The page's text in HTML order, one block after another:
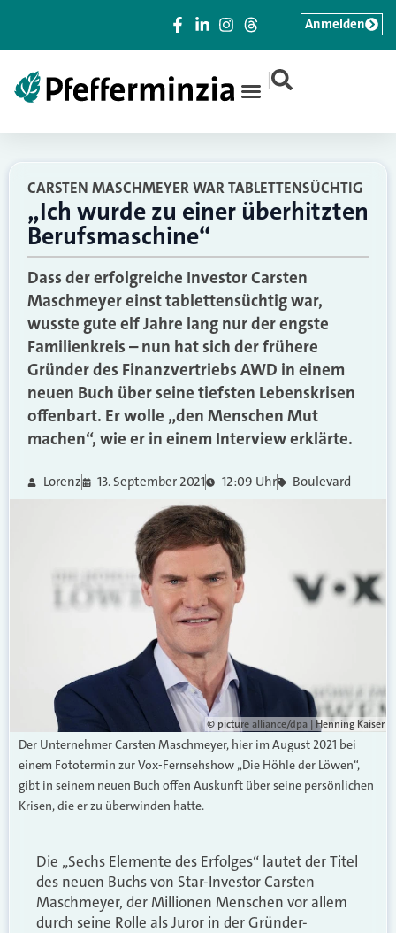
|
Anmelden
CARSTEN MASCHMEYER WAR TABLETTENSÜCHTIG
„Ich wurde zu einer überhitzten
Berufsmaschine“
Dass der erfolgreiche Investor Carsten
Maschmeyer einst tablettensüchtig war,
wusste gute elf Jahre lang nur der engste
Familienkreis – nun hat sich der frühere
Gründer des Finanzvertriebs AWD in einem
neuen Buch über seine tiefsten Lebenskrisen
offenbart. Er wolle „den Menschen Mut
machen“, wie er in einem Interview erklärte.
Lorenz 13. September 2021 12:09 Uhr Boulevard
© picture alliance/dpa | Henning Kaiser
Der Unternehmer Carsten Maschmeyer, hier im August 2021 bei
einem Fototermin zur Vox-Fernsehshow „Die Höhle der Löwen“,
gibt in seinem neuen Buch offen Auskunft über seine persönlichen
Krisen, die er zu überwinden hatte.
Die „Sechs Elemente des Erfolges“ lautet der Titel
des neuen Buchs von Star-Investor Carsten
Maschmeyer, der Millionen Menschen vor allem
durch seine Rolle als Juror in der Gründer-